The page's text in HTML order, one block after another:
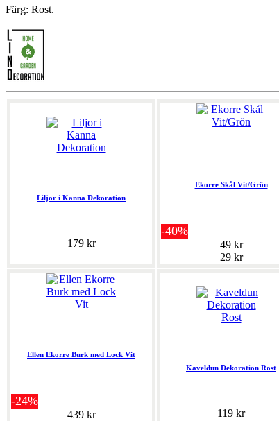
Färg: Rost.
Liljor i Kanna Dekoration
179 kr
Ekorre Skål Vit/Grön
-40%
49 kr
29 kr
Ellen Ekorre Burk med Lock Vit
-24%
439 kr
Kaveldun Dekoration Rost
119 kr